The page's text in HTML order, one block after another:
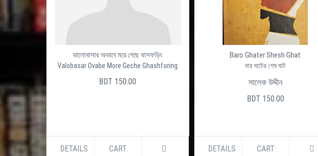
ভালোবাসার অভাবে মরে গেছে ঘাসফড়িং
Valobasar Ovabe More Geche Ghashforing
BDT 150.00
DETAILS CART
Baro Ghater Shesh Ghat
বার ঘাটের শেষ ঘাট
সালেক উদ্দীন
BDT 150.00
DETAILS CART